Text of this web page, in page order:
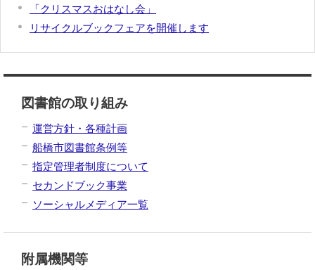
「クリスマスおはなし会」
リサイクルブックフェアを開催します
図書館の取り組み
運営方針・各種計画
船橋市図書館条例等
指定管理者制度について
セカンドブック事業
ソーシャルメディア一覧
附属機関等